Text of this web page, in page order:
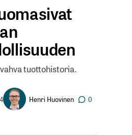
tuottohistoria.
Henri Huovinen 0